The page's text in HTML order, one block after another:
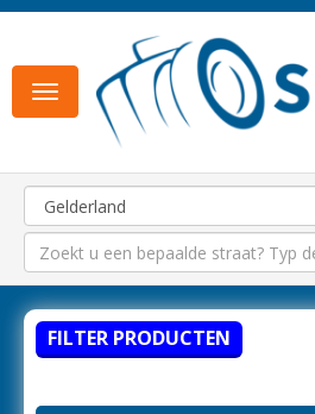
Toggle
navigation
FILTER PRODUCTEN